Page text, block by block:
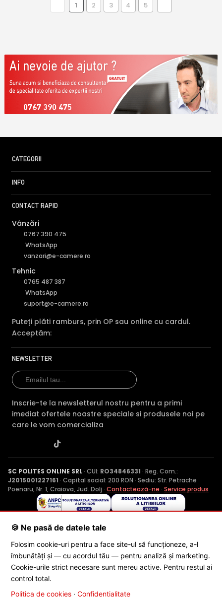
1 2 3 4 5
0767 390 475
CATEGORII
INFO
CONTACT RAPID
Vânzări
0767 390 475
WhatsApp
vanzari@e-camere.ro
Tehnic
0765 487 387
WhatsApp
suport@e-camere.ro
Puteți plăti ramburs, prin OP sau online cu cardul.
Acceptăm:
NEWSLETTER
Inscrie-te la newsletterul nostru pentru a primi
imediat ofertele noastre speciale si produsele noi pe
care le vom comercializa
SC POLITES ONLINE SRL· CUI: RO34846331 · Reg. Com.:
J2015001227161 · Capital social: 200 RON · Sediu: Str. Petrache
Poenaru, Nr. 1, Craiova, Jud. Dolj · Contactează-ne · Service produs
© 2026 SC POLITES ONLINE SRL
🍪 Ne pasă de datele tale
Folosim cookie-uri pentru a face site-ul să funcționeze, a-l
îmbunătăți și — cu acordul tău — pentru analiză și marketing.
Cookie-urile strict necesare sunt mereu active. Pentru restul ai
control total.
Politica de cookies · Confidențialitate